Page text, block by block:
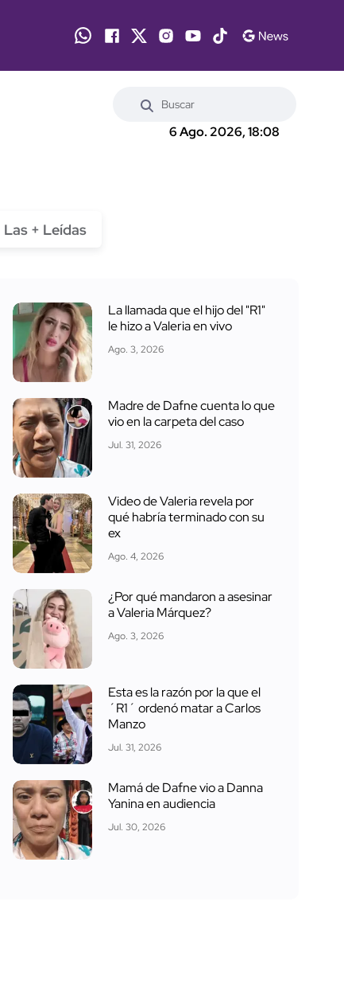
6 Ago. 2026, 18:08
Las + Leídas
La llamada que el hijo del "R1"
le hizo a Valeria en vivo
Ago. 3, 2026
Madre de Dafne cuenta lo que
vio en la carpeta del caso
Jul. 31, 2026
Video de Valeria revela por
qué habría terminado con su
ex
Ago. 4, 2026
¿Por qué mandaron a asesinar
a Valeria Márquez?
Ago. 3, 2026
Esta es la razón por la que el
´R1´ ordenó matar a Carlos
Manzo
Jul. 31, 2026
Mamá de Dafne vio a Danna
Yanina en audiencia
Jul. 30, 2026